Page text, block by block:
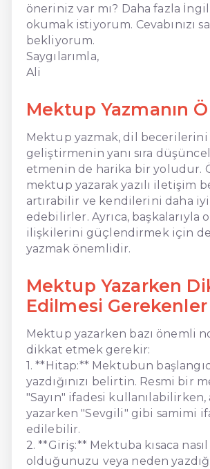
öneriniz var mı? Daha fazla
okumak istiyorum. Cevabınızı
bekliyorum.
Saygılarımla,
Ali
Mektup Yazmanın
Mektup yazmak, dil becerilerini
geliştirmenin yanı sıra
etmenin de harika bir yoludur.
mektup yazarak yazılı iletişim
artırabilir ve kendilerini daha
edebilirler. Ayrıca, başkalarıyla
ilişkilerini güçlendirmek için
yazmak önemlidir.
Mektup Yazarken
Edilmesi Gerekenler
Mektup yazarken bazı önemli
dikkat etmek gerekir:
1. **Hitap:** Mektubun
yazdığınızı belirtin. Resmi bir
"Sayın" ifadesi kullanılabilirken,
yazarken "Sevgili" gibi samimi
edilebilir.
2. **Giriş:** Mektuba kısaca nasıl
olduğunuzu veya neden